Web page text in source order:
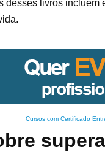
desses livros
Cursos com Certificado